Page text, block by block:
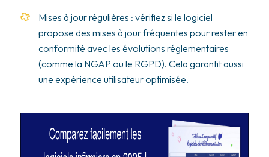
Mises à jour régulières : vérifiez si le logiciel
propose des mises à jour fréquentes pour rester en
conformité avec les évolutions réglementaires
(comme la NGAP ou le RGPD). Cela garantit aussi
une expérience utilisateur optimisée.